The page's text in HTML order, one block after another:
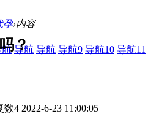
孕›内容
航 导航 导航 导航9 导航10 导航11
？
4 2022-6-23 11:00:05